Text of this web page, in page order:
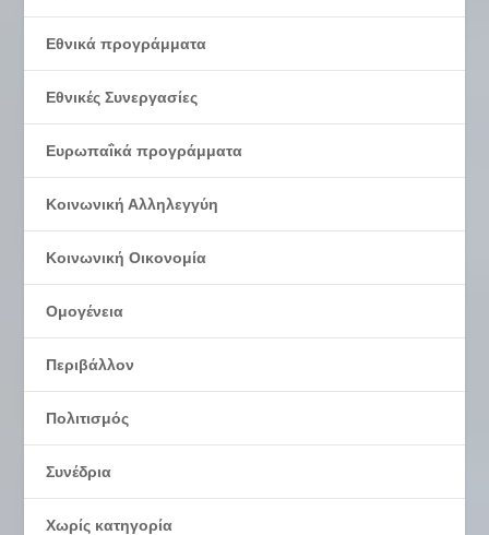
Εθνικά προγράμματα
Εθνικές Συνεργασίες
Ευρωπαΐκά προγράμματα
Κοινωνική Αλληλεγγύη
Κοινωνική Οικονομία
Ομογένεια
Περιβάλλον
Πολιτισμός
Συνέδρια
Χωρίς κατηγορία